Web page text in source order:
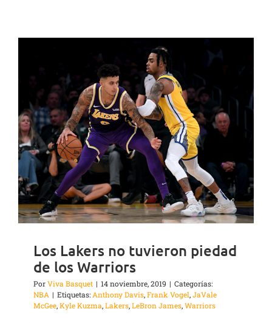
Los Lakers no tuvieron piedad
de los Warriors
PorViva Basquet | 14 noviembre, 2019 | Categorías:
NBA | Etiquetas:Anthony Davis,Frank Vogel,JaVale
McGee,Kyle Kuzma,Lakers,LeBron James,Warriors